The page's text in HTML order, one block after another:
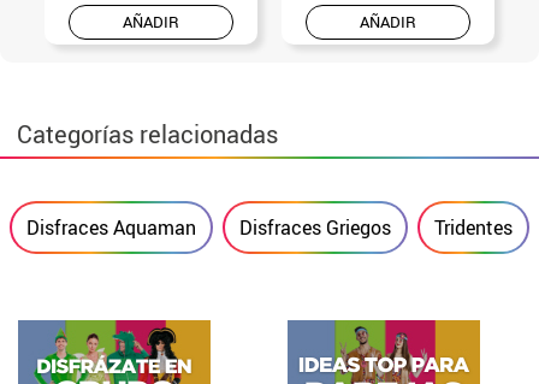
AÑADIR AÑADIR
Categorías relacionadas
Disfraces Aquaman Disfraces Griegos Tridentes